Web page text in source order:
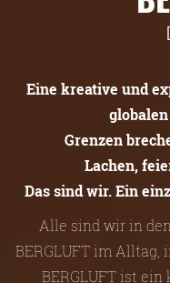
Eine kreative und
Grenzen
Lachen,
Das sind wir. Ein
Alle sind wir in
BERGLUFT im Alltag,
BERGLUFT ist